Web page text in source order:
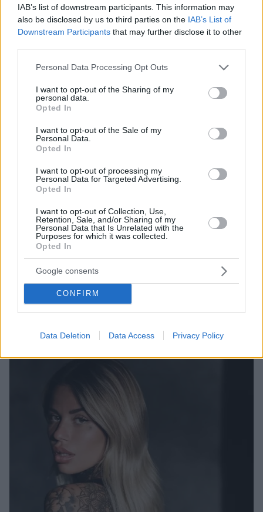
IAB’s list of downstream participants. This information may
also be disclosed by us to third parties on the IAB’s List of
Downstream Participants that may further disclose it to other
Please note that this website/app uses one or more Google
not limited to your visit or usage behaviour. You may click to
grant or deny consent to Google and its third-party tags to
use your data for below specified purposes in below Google
consent section.
Personal Data Processing Opt Outs
I want to opt-out of the Sharing of my
personal data.
Opted In
I want to opt-out of the Sale of my
Personal Data.
Opted In
I want to opt-out of processing my
Personal Data for Targeted Advertising.
Opted In
I want to opt-out of Collection, Use,
Retention, Sale, and/or Sharing of my
Personal Data that Is Unrelated with the
Purposes for which it was collected.
Opted In
Google consents
CONFIRM
Data Deletion Data Access Privacy Policy
Η δημοσιογράφος που έφτασε στη Θεσσαλονίκη μαζί με
τον Πένια για λογαριασμό του ΠΑΟΚ - Η σχέση τους και
το παρελθόν της με τον Τεό Ερνάντεζ
Η Αντριάνα Ποθουέκο είναι από το 2024 μαζί με τον
Περουβιανό ποδοσφαιριστή που θα αποτελέσει το
νέο μεταγραφικό απόκτημα του ΠΑΟΚ
10.01.2025, 19:21